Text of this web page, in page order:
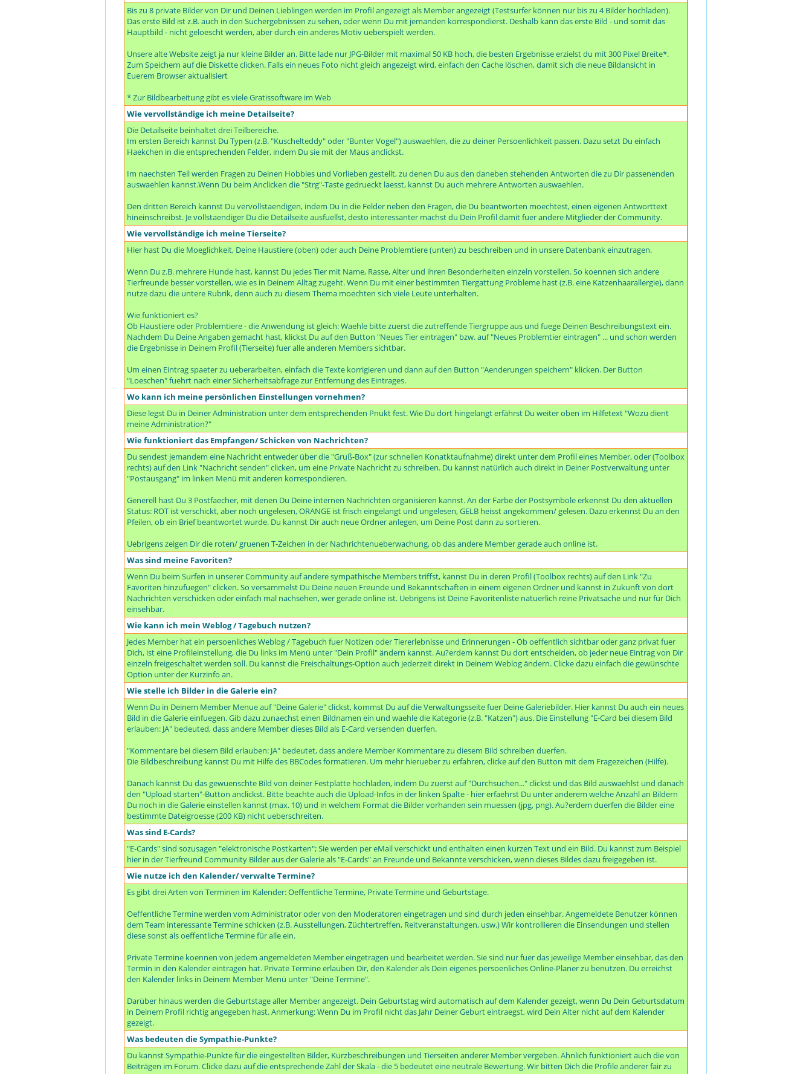
Bis zu 8 private Bilder von Dir und Deinen Lieblingen werden im Profil angezeigt als Member angezeigt (Testsurfer können nur bis zu 4 Bilder hochladen).
Das erste Bild ist z.B. auch in den Suchergebnissen zu sehen, oder wenn Du mit jemanden korrespondierst. Deshalb kann das erste Bild - und somit das
Hauptbild - nicht geloescht werden, aber durch ein anderes Motiv ueberspielt werden.
Unsere alte Website zeigt ja nur kleine Bilder an. Bitte lade nur JPG-Bilder mit maximal 50 KB hoch, die besten Ergebnisse erzielst du mit 300 Pixel Breite*.
Zum Speichern auf die Diskette clicken. Falls ein neues Foto nicht gleich angezeigt wird, einfach den Cache löschen, damit sich die neue Bildansicht in
Euerem Browser aktualisiert
* Zur Bildbearbeitung gibt es viele Gratissoftware im Web
Wie vervollständige ich meine Detailseite?
Die Detailseite beinhaltet drei Teilbereiche.
Im ersten Bereich kannst Du Typen (z.B. "Kuschelteddy" oder "Bunter Vogel") auswaehlen, die zu deiner Persoenlichkeit passen. Dazu setzt Du einfach
Haekchen in die entsprechenden Felder, indem Du sie mit der Maus anclickst.
Im naechsten Teil werden Fragen zu Deinen Hobbies und Vorlieben gestellt, zu denen Du aus den daneben stehenden Antworten die zu Dir passenenden
auswaehlen kannst.Wenn Du beim Anclicken die "Strg"-Taste gedrueckt laesst, kannst Du auch mehrere Antworten auswaehlen.
Den dritten Bereich kannst Du vervollstaendigen, indem Du in die Felder neben den Fragen, die Du beantworten moechtest, einen eigenen Antworttext
hineinschreibst. Je vollstaendiger Du die Detailseite ausfuellst, desto interessanter machst du Dein Profil damit fuer andere Mitglieder der Community.
Wie vervollständige ich meine Tierseite?
Hier hast Du die Moeglichkeit, Deine Haustiere (oben) oder auch Deine Problemtiere (unten) zu beschreiben und in unsere Datenbank einzutragen.
Wenn Du z.B. mehrere Hunde hast, kannst Du jedes Tier mit Name, Rasse, Alter und ihren Besonderheiten einzeln vorstellen. So koennen sich andere
Tierfreunde besser vorstellen, wie es in Deinem Alltag zugeht. Wenn Du mit einer bestimmten Tiergattung Probleme hast (z.B. eine Katzenhaarallergie), dann
nutze dazu die untere Rubrik, denn auch zu diesem Thema moechten sich viele Leute unterhalten.
Wie funktioniert es?
Ob Haustiere oder Problemtiere - die Anwendung ist gleich: Waehle bitte zuerst die zutreffende Tiergruppe aus und fuege Deinen Beschreibungstext ein.
Nachdem Du Deine Angaben gemacht hast, klickst Du auf den Button "Neues Tier eintragen" bzw. auf "Neues Problemtier eintragen" ... und schon werden
die Ergebnisse in Deinem Profil (Tierseite) fuer alle anderen Members sichtbar.
Um einen Eintrag spaeter zu ueberarbeiten, einfach die Texte korrigieren und dann auf den Button "Aenderungen speichern" klicken. Der Button
"Loeschen" fuehrt nach einer Sicherheitsabfrage zur Entfernung des Eintrages.
Wo kann ich meine persönlichen Einstellungen vornehmen?
Diese legst Du in Deiner Administration unter dem entsprechenden Pnukt fest. Wie Du dort hingelangt erfährst Du weiter oben im Hilfetext "Wozu dient
meine Administration?"
Wie funktioniert das Empfangen/ Schicken von Nachrichten?
Du sendest jemandem eine Nachricht entweder über die "Gruß-Box" (zur schnellen Konatktaufnahme) direkt unter dem Profil eines Member, oder (Toolbox
rechts) auf den Link "Nachricht senden" clicken, um eine Private Nachricht zu schreiben. Du kannst natürlich auch direkt in Deiner Postverwaltung unter
"Postausgang" im linken Menü mit anderen korrespondieren.
Generell hast Du 3 Postfaecher, mit denen Du Deine internen Nachrichten organisieren kannst. An der Farbe der Postsymbole erkennst Du den aktuellen
Status: ROT ist verschickt, aber noch ungelesen, ORANGE ist frisch eingelangt und ungelesen, GELB heisst angekommen/ gelesen. Dazu erkennst Du an den
Pfeilen, ob ein Brief beantwortet wurde. Du kannst Dir auch neue Ordner anlegen, um Deine Post dann zu sortieren.
Uebrigens zeigen Dir die roten/ gruenen T-Zeichen in der Nachrichtenueberwachung, ob das andere Member gerade auch online ist.
Was sind meine Favoriten?
Wenn Du beim Surfen in unserer Community auf andere sympathische Members triffst, kannst Du in deren Profil (Toolbox rechts) auf den Link "Zu
Favoriten hinzufuegen" clicken. So versammelst Du Deine neuen Freunde und Bekanntschaften in einem eigenen Ordner und kannst in Zukunft von dort
Nachrichten verschicken oder einfach mal nachsehen, wer gerade online ist. Uebrigens ist Deine Favoritenliste natuerlich reine Privatsache und nur für Dich
einsehbar.
Wie kann ich mein Weblog / Tagebuch nutzen?
Jedes Member hat ein persoenliches Weblog / Tagebuch fuer Notizen oder Tiererlebnisse und Erinnerungen - Ob oeffentlich sichtbar oder ganz privat fuer
Dich, ist eine Profileinstellung, die Du links im Menü unter "Dein Profil" ändern kannst. Au?erdem kannst Du dort entscheiden, ob jeder neue Eintrag von Dir
einzeln freigeschaltet werden soll. Du kannst die Freischaltungs-Option auch jederzeit direkt in Deinem Weblog ändern. Clicke dazu einfach die gewünschte
Option unter der Kurzinfo an.
Wie stelle ich Bilder in die Galerie ein?
Wenn Du in Deinem Member Menue auf "Deine Galerie" clickst, kommst Du auf die Verwaltungsseite fuer Deine Galeriebilder. Hier kannst Du auch ein neues
Bild in die Galerie einfuegen. Gib dazu zunaechst einen Bildnamen ein und waehle die Kategorie (z.B. "Katzen") aus. Die Einstellung "E-Card bei diesem Bild
erlauben: JA" bedeuted, dass andere Member dieses Bild als E-Card versenden duerfen.
"Kommentare bei diesem Bild erlauben: JA" bedeutet, dass andere Member Kommentare zu diesem Bild schreiben duerfen.
Die Bildbeschreibung kannst Du mit Hilfe des BBCodes formatieren. Um mehr hierueber zu erfahren, clicke auf den Button mit dem Fragezeichen (Hilfe).
Danach kannst Du das gewuenschte Bild von deiner Festplatte hochladen, indem Du zuerst auf "Durchsuchen..." clickst und das Bild auswaehlst und danach
den "Upload starten"-Button anclickst. Bitte beachte auch die Upload-Infos in der linken Spalte - hier erfaehrst Du unter anderem welche Anzahl an Bildern
Du noch in die Galerie einstellen kannst (max. 10) und in welchem Format die Bilder vorhanden sein muessen (jpg, png). Au?erdem duerfen die Bilder eine
bestimmte Dateigroesse (200 KB) nicht ueberschreiten.
Was sind E-Cards?
"E-Cards" sind sozusagen "elektronische Postkarten"; Sie werden per eMail verschickt und enthalten einen kurzen Text und ein Bild. Du kannst zum Beispiel
hier in der Tierfreund Community Bilder aus der Galerie als "E-Cards" an Freunde und Bekannte verschicken, wenn dieses Bildes dazu freigegeben ist.
Wie nutze ich den Kalender/ verwalte Termine?
Es gibt drei Arten von Terminen im Kalender: Oeffentliche Termine, Private Termine und Geburtstage.
Oeffentliche Termine werden vom Administrator oder von den Moderatoren eingetragen und sind durch jeden einsehbar. Angemeldete Benutzer können
dem Team interessante Termine schicken (z.B. Ausstellungen, Züchtertreffen, Reitveranstaltungen, usw.) Wir kontrollieren die Einsendungen und stellen
diese sonst als oeffentliche Termine für alle ein.
Private Termine koennen von jedem angemeldeten Member eingetragen und bearbeitet werden. Sie sind nur fuer das jeweilige Member einsehbar, das den
Termin in den Kalender eintragen hat. Private Termine erlauben Dir, den Kalender als Dein eigenes persoenliches Online-Planer zu benutzen. Du erreichst
den Kalender links in Deinem Member Menü unter "Deine Termine".
Darüber hinaus werden die Geburtstage aller Member angezeigt. Dein Geburtstag wird automatisch auf dem Kalender gezeigt, wenn Du Dein Geburtsdatum
in Deinem Profil richtig angegeben hast. Anmerkung: Wenn Du im Profil nicht das Jahr Deiner Geburt eintraegst, wird Dein Alter nicht auf dem Kalender
gezeigt.
Was bedeuten die Sympathie-Punkte?
Du kannst Sympathie-Punkte für die eingestellten Bilder, Kurzbeschreibungen und Tierseiten anderer Member vergeben. Ähnlich funktioniert auch die von
Beiträgen im Forum. Clicke dazu auf die entsprechende Zahl der Skala - die 5 bedeutet eine neutrale Bewertung. Wir bitten Dich die Profile anderer fair zu